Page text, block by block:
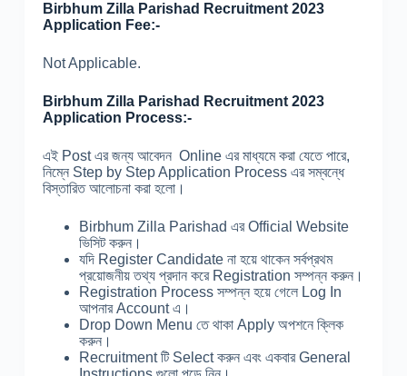
Birbhum Zilla Parishad Recruitment 2023
Application Fee:-
Not Applicable.
Birbhum Zilla Parishad Recruitment 2023
Application Process:-
এই Post এর জন্য আবেদন Online এর মাধ্যমে করা যেতে পারে,
নিম্নে Step by Step Application Process এর সম্বন্ধে
বিস্তারিত আলোচনা করা হলো।
Birbhum Zilla Parishad এর Official Website
ভিসিট করুন।
যদি Register Candidate না হয়ে থাকেন সর্বপ্রথম
প্রয়োজনীয় তথ্য প্রদান করে Registration সম্পন্ন করুন।
Registration Process সম্পন্ন হয়ে গেলে Log In
আপনার Account এ।
Drop Down Menu তে থাকা Apply অপশনে ক্লিক
করুন।
Recruitment টি Select করুন এবং একবার General